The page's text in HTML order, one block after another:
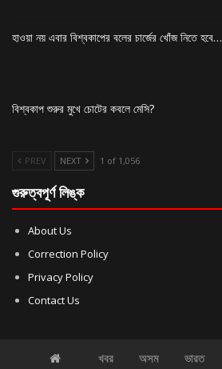
হাওয়া নয় এবার বিশ্বকাপের বলের চার্জের খোঁজ নিতে হবে…
বিশ্বকাপ শুরুর মুখে চোটের কবলে মেসি?
PREV NEXT 1 of 1,056
গুরুত্বপূর্ণ লিঙ্ক
About Us
Correction Policy
Privacy Policy
Contact Us
খবর অসম ভারত